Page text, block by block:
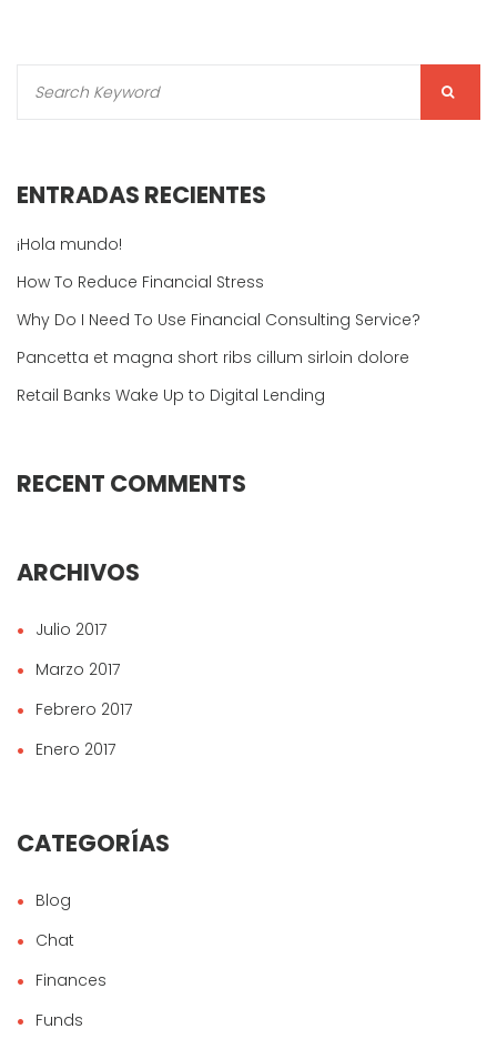
ENTRADAS RECIENTES
¡Hola mundo!
How To Reduce Financial Stress
Why Do I Need To Use Financial Consulting Service?
Pancetta et magna short ribs cillum sirloin dolore
Retail Banks Wake Up to Digital Lending
RECENT COMMENTS
ARCHIVOS
Julio 2017
Marzo 2017
Febrero 2017
Enero 2017
CATEGORÍAS
Blog
Chat
Finances
Funds